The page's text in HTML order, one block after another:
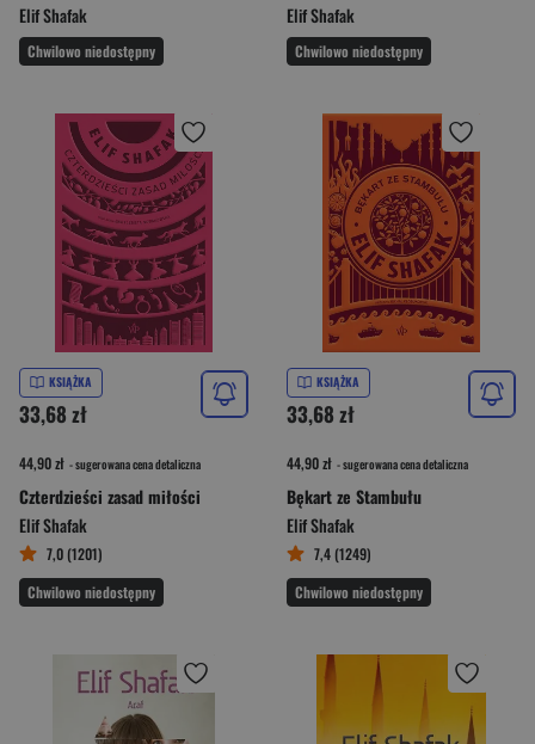
Elif Shafak
Chwilowo niedostępny
Elif Shafak
Chwilowo niedostępny
KSIĄŻKA
33,68 zł
44,90 zł - sugerowana cena detaliczna
Czterdzieści zasad miłości
Elif Shafak
7,0 (1201)
Chwilowo niedostępny
KSIĄŻKA
33,68 zł
44,90 zł - sugerowana cena detaliczna
Bękart ze Stambułu
Elif Shafak
7,4 (1249)
Chwilowo niedostępny